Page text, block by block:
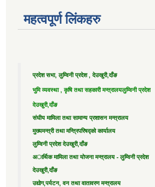
महत्वपूर्ण लिंकहरु
प्रदेश सभा, लुम्विनी प्रदेश , देउखुरी,दाँङ
भुमि व्यवस्था , कृषि तथा सहकारी मन्त्रालयलुम्विनी प्रदेश
देउखुरी,दाँङ
संघीय मामिला तथा सामान्य प्रशासन मन्त्रालय
मुख्यमन्त्री तथा मन्त्रिपरिषद्को कार्यालय
लुम्विनी प्रदेश देउखुरी,दाँङ
अार्थिक मामिला तथा योजना मन्त्रालय - लुम्विनी प्रदेश
देउखुरी,दाँङ
उद्याेग,पर्यटन, वन तथा वातावरण मन्त्रालय